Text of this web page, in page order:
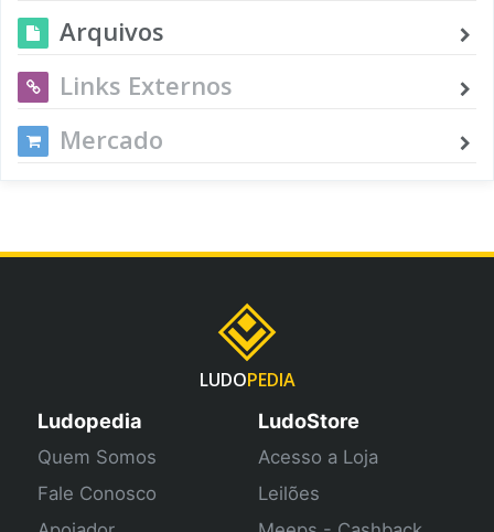
Arquivos
Links Externos
Mercado
LUDOPEDIA
Ludopedia
Quem Somos
Fale Conosco
LudoStore
Acesso a Loja
Leilões